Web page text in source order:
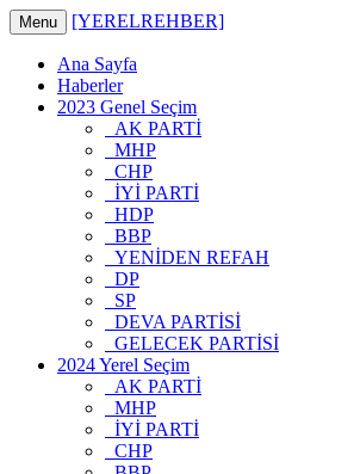
Menu [YERELREHBER]
Ana Sayfa
Haberler
2023 Genel Seçim
AK PARTİ
MHP
CHP
İYİ PARTİ
HDP
BBP
YENİDEN REFAH
DP
SP
DEVA PARTİSİ
GELECEK PARTİSİ
2024 Yerel Seçim
AK PARTİ
MHP
İYİ PARTİ
CHP